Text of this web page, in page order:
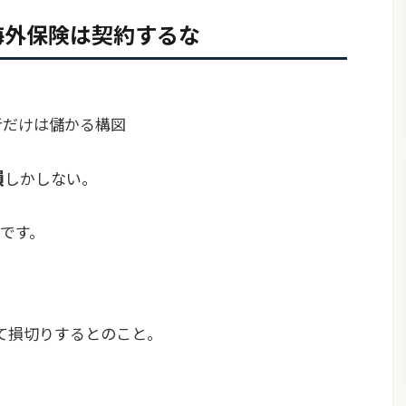
保険は契約するな
けは儲かる構図
しかしない。
す。
切りするとのこと。